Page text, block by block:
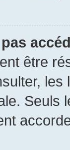
être
Seuls